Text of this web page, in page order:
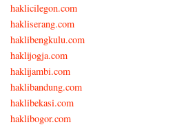
haklicilegon.com
hakliserang.com
haklibengkulu.com
haklijogja.com
haklijambi.com
haklibandung.com
haklibekasi.com
haklibogor.com